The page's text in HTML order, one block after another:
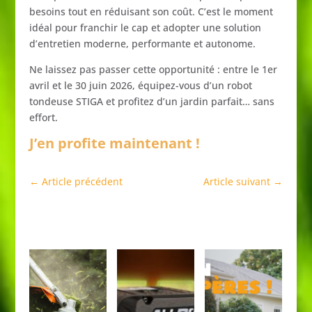
besoinstouten réduisantsoncoût. C’est le moment
idéal pourfranchir lecapetadopter unesolution
d’entretien moderne, performanteetautonome.
Ne laissez pas passercetteopportunité :entre le 1er
avrilet le30 juin2026,équipez-vousd’un robot
tondeuseSTIGAet profitezd’un jardin parfait…sans
effort.
J’en profite maintenant !
←Article précédent Article suivant→